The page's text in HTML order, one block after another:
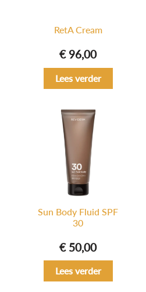
RetA Cream
€96,00
Lees verder
Sun Body Fluid SPF
30
€50,00
Lees verder